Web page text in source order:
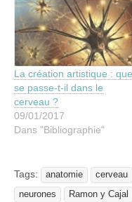
La création artistique : que
se passe-t-il dans le
cerveau ?
09/01/2017
Dans "Bibliographie"
Tags: anatomie cerveau
neurones
Ramon y Cajal